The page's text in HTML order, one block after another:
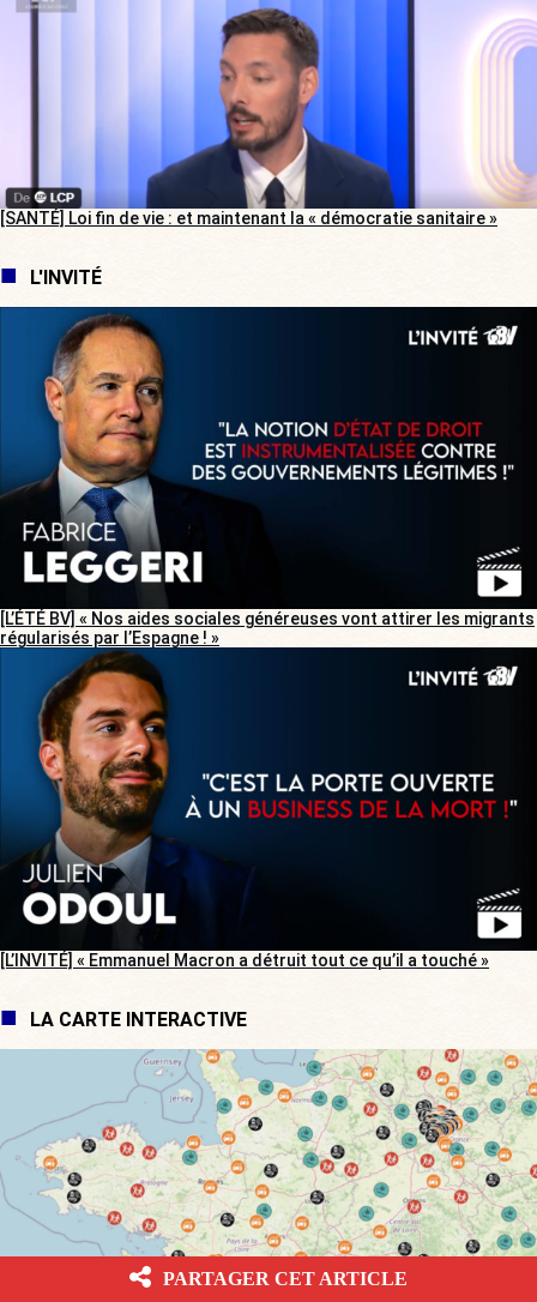
[SANTÉ] Loi fin de vie : et maintenant la « démocratie sanitaire »
L'INVITÉ
[L’ÉTÉ BV] « Nos aides sociales généreuses vont attirer les migrants
régularisés par l’Espagne ! »
[L’INVITÉ] « Emmanuel Macron a détruit tout ce qu’il a touché »
LA CARTE INTERACTIVE
PARTAGER CET ARTICLE